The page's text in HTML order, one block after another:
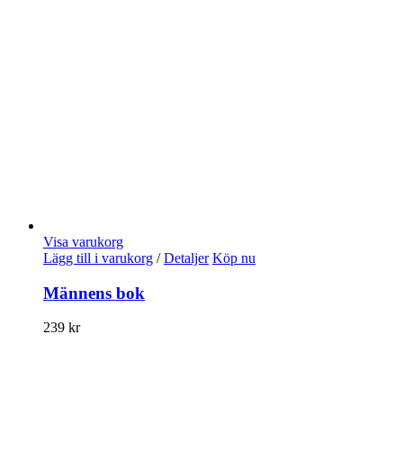
Visa varukorg
Lägg till i varukorg / Detaljer Köp nu
Männens bok
239 kr